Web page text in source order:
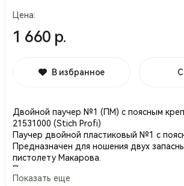
Цена:
1 660 р.
В избранное
Двойной паучер №1 (ПМ) с поясным
21531000 (Stich Profi)
Паучер двойной пластиковый №1 с
Предназначен для ношения двух
пистолету Макарова.
Паучер выполнен из высокопрочного
на ремень с помощью быстросъемной
Показать еще